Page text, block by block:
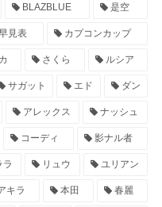
BLAZBLUE 是空
見表 カプコンカップ
さくら ルシア
サガット エド ダン
アレックス ナッシュ
コーディ 影ナル者
リュウ ユリアン
キラ 本田 春麗